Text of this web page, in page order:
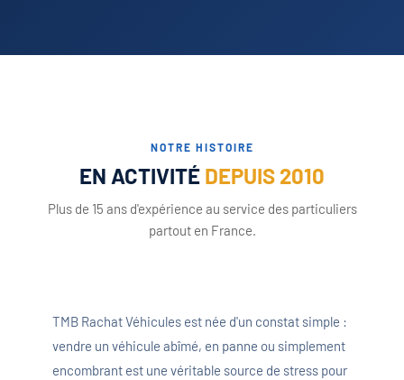
NOTRE HISTOIRE
EN ACTIVITÉ DEPUIS 2010
Plus de 15 ans d'expérience au service des particuliers
partout en France.
TMB Rachat Véhicules est née d'un constat simple :
vendre un véhicule abîmé, en panne ou simplement
encombrant est une véritable source de stress pour